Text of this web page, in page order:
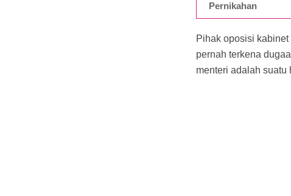
Pernikahan
Pihak oposisi
pernah terkena
menteri adalah suatu